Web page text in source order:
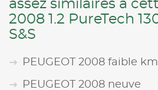
assez similaires à
2008 1.2 PureTech
S&S
PEUGEOT 2008 faible km
PEUGEOT 2008 neuve